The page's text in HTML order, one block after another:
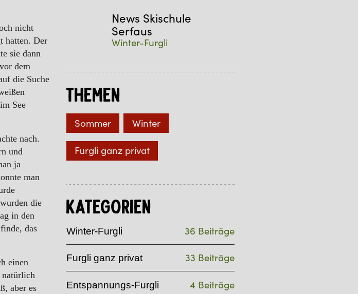
nicht
hatten. Der
sie dann
dem
die Suche
See
nach.
und
ja
man
die
in den
das
einen
aber es
News Skischule
Serfaus
Winter-Furgli
Themen
Sommer Winter
Furgli ganz privat
Kategorien
Winter-Furgli 36 Beiträge
Furgli ganz privat 33 Beiträge
Entspannungs-Furgli 4 Beiträge